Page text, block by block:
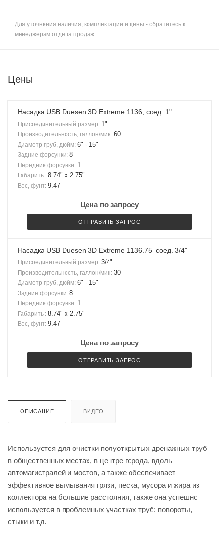
Для уточнения наличия, комплектации и цены - обратитесь к
менеджерам отдела продаж.
Цены
Насадка USB Duesen 3D Extreme 1136, соед. 1"
Присоединительный размер: 1"
Производительность, галлон/мин: 60
Диаметр труб, дюйм: 6" - 15"
Задние форсунки: 8
Передние форсунки: 1
Габариты: 8.74" x 2.75"
Вес, фунт: 9.47
Цена по запросу
ОТПРАВИТЬ ЗАПРОС
Насадка USB Duesen 3D Extreme 1136.75, соед. 3/4"
Присоединительный размер: 3/4"
Производительность, галлон/мин: 30
Диаметр труб, дюйм: 6" - 15"
Задние форсунки: 8
Передние форсунки: 1
Габариты: 8.74" x 2.75"
Вес, фунт: 9.47
Цена по запросу
ОТПРАВИТЬ ЗАПРОС
ОПИСАНИЕ ВИДЕО
Используется для очистки полуоткрытых дренажных труб
в общественных местах, в центре города, вдоль
автомагистралей и мостов, а также обеспечивает
эффективное вымывания грязи, песка, мусора и жира из
коллектора на большие расстояния, также она успешно
используется в проблемных участках труб: повороты,
стыки и т.д.